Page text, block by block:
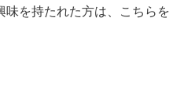
味を持たれた方は、こちらを